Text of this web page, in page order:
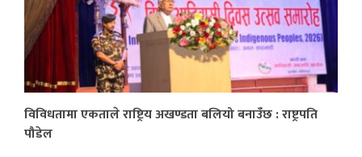
विविधतामा एकताले राष्ट्रिय अखण्डता बलियो बनाउँछ : राष्ट्रपति
पौडेल